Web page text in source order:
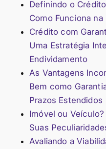
Definindo o
Como Funciona na
Crédito com
Uma Estratégia
Endividamento
As Vantagens
Bem como
Prazos Estendidos
Imóvel ou
Suas
Avaliando a